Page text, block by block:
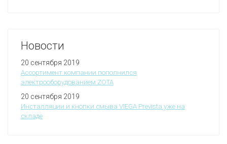
Новости
20 сентября 2019
Ассортимент компании пополнился
электрооборудованием ZOTA
20 сентября 2019
Инсталляции и кнопки смыва VIEGA Prevista уже на
складе